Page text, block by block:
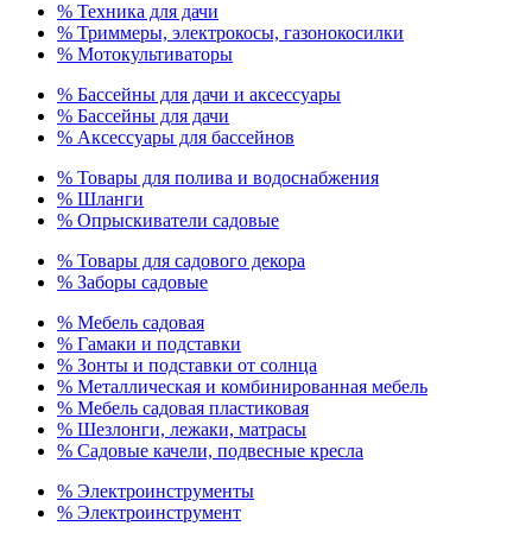
% Техника для дачи
% Триммеры, электрокосы, газонокосилки
% Мотокультиваторы
% Бассейны для дачи и аксессуары
% Бассейны для дачи
% Аксессуары для бассейнов
% Товары для полива и водоснабжения
% Шланги
% Опрыскиватели садовые
% Товары для садового декора
% Заборы садовые
% Мебель садовая
% Гамаки и подставки
% Зонты и подставки от солнца
% Металлическая и комбинированная мебель
% Мебель садовая пластиковая
% Шезлонги, лежаки, матрасы
% Садовые качели, подвесные кресла
% Электроинструменты
% Электроинструмент